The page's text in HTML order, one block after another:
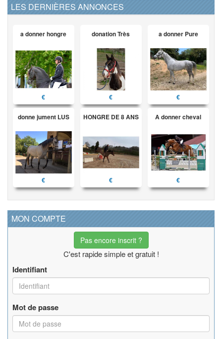
LES DERNIÈRES ANNONCES
a donner hongre
€
donation Très
€
a donner Pure
€
donne jument LUS
€
HONGRE DE 8 ANS
€
A donner cheval
€
MON COMPTE
Pas encore inscrit ?
C'est rapide simple et gratuit !
Identifiant
Mot de passe